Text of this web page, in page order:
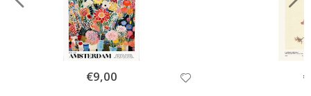
Special
Price
€9,00